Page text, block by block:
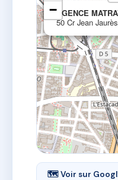
AGENCE
50 Cr Jean
−
🗺 Voir sur